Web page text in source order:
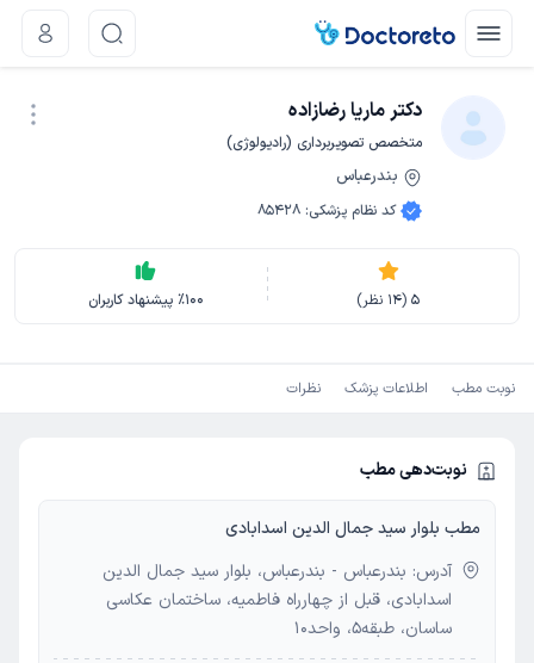
دکتر ماریا رضازاده
متخصص تصویربرداری (رادیولوژی)
بندرعباس
کد نظام پزشکی:
85428
5
(
14 نظر) ٪100 پیشنهاد کاربران
نوبت مطب اطلاعات پزشک نظرات
نوبت‌دهی مطب
مطب بلوار سید جمال الدین اسدابادی
آدرس: بندرعباس - بندرعباس، بلوار سید جمال الدین
اسدابادی، قبل از چهارراه فاطمیه، ساختمان عکاسی
ساسان، طبقه5، واحد10